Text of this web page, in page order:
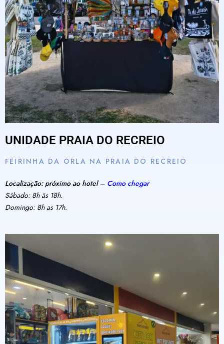
UNIDADE PRAIA DO RECREIO
FEIRINHA DA ORLA NA PRAIA DO RECREIO
Localização: próximo ao hotel – Como chegar
Sábado: 8h às 18h.
Domingo: 8h as 17h.